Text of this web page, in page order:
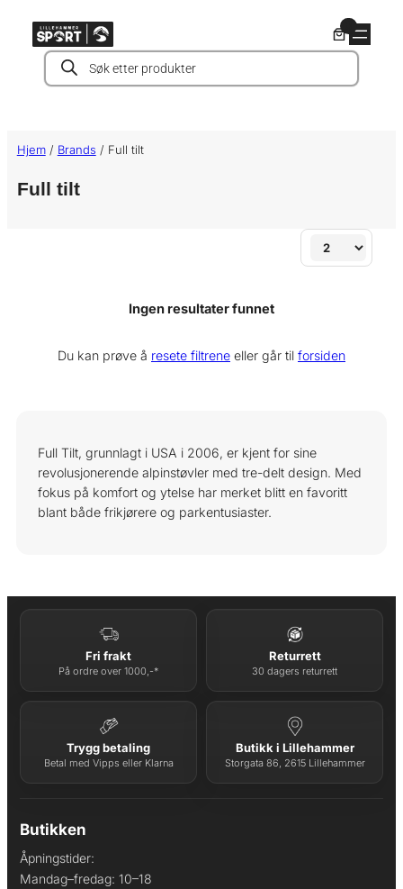
innholdProducts
search
Hjem/ Brands / Full tilt
Full tilt
Ingen resultater funnet
Du kan prøve å resete filtrene eller går til forsiden
Full Tilt, grunnlagt i USA i 2006, er kjent for sine
revolusjonerende alpinstøvler med tre-delt design. Med
fokus på komfort og ytelse har merket blitt en favoritt
blant både frikjørere og parkentusiaster.
Fri frakt
På ordre over 1000,-*
Returrett
30 dagers returrett
Trygg betaling
Betal med Vipps eller Klarna
Butikk i Lillehammer
Storgata 86, 2615 Lillehammer
Butikken
Åpningstider:
Mandag–fredag: 10–18